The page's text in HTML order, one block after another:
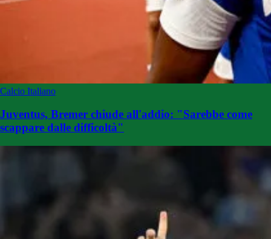
Calcio Italiano
Juventus, Bremer chiude all'addio: "Sarebbe come
scappare dalle difficoltà"